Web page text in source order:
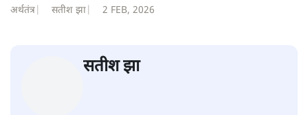
अर्थतंत्र सतीश झा 2 FEB, 2026